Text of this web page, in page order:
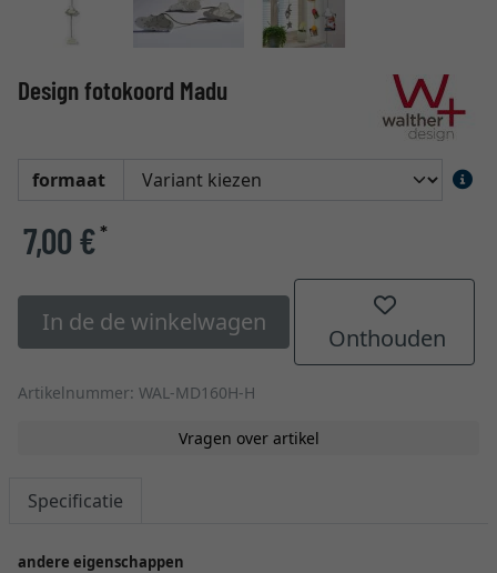
Design fotokoord Madu
formaat
7,00 €*
In de de winkelwagen
Onthouden
Artikelnummer: WAL-MD160H-H
Vragen over artikel
Specificatie
andere eigenschappen